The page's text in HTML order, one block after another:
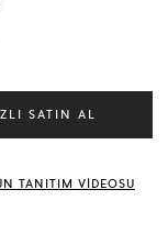
TANITIM VİDEOSU